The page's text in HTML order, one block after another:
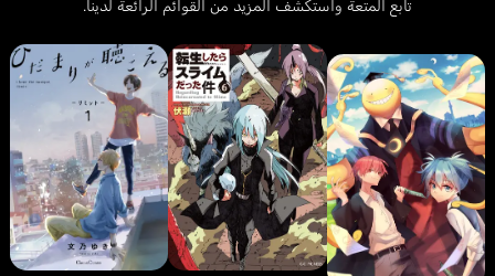
إيطالي
Mehani Taric
فرنسي
Araújo Márcio
برتغالي
King Matthew Yang
إنجليزي
Toumoku
Tsuda Kenjirou
تابع المتعة واستكشف المزيد من القوائم الرائعة لدينا.